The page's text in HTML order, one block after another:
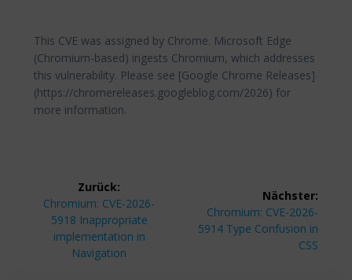
This CVE was assigned by Chrome. Microsoft Edge
(Chromium-based) ingests Chromium, which addresses
this vulnerability. Please see [Google Chrome Releases]
(https://chromereleases.googleblog.com/2026) for
more information.
Beitragsnavigation
Zurück:
Vorheriger
Beitrag:
Chromium: CVE-2026-
5918 Inappropriate
implementation in
Navigation
Nächster:
Nächster
Beitrag:
Chromium: CVE-2026-
5914 Type Confusion in
CSS